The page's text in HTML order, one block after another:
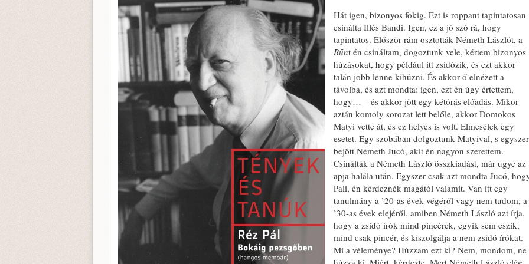
Hát igen, bizonyos fokig. Ezt is roppant tapintatosan
csinálta Illés Bandi. Igen, ez a jó szó rá, hogy
tapintatos. Először rám osztották Németh Lászlót, a
Bűnt én csináltam, dogoztunk vele, kértem bizonyos
húzásokat, hogy például itt zsidózik, és ezt akkor
talán jobb lenne kihúzni. És akkor ő elnézett a
távolba, és azt mondta: igen, ezt én úgy értettem,
hogy… – és akkor jött egy kétórás előadás. Mikor
aztán komoly sorozat lett belőle, akkor Domokos
Matyi vette át, és ez helyes is volt. Elmesélek egy
esetet. Egy szobában dolgoztunk Matyival, s egyszer
bejött Németh Jucó, akit én nagyon szerettem.
Csinálták a Németh László összkiadást, már ugye az
apja halála után. Egyszer csak azt mondta Jucó,
Pali, én kérdeznék magától valamit. Van itt egy
tanulmány a ’20-as évek végéről vagy nem tudom, a
’30-as évek elejéről, amiben Németh László azt írja,
hogy a zsidó írók mind pincérek, egyik sem eszik,
mind csak pincér, és kiszolgálja a nem zsidó írókat.
Mi a véleménye? Húzzam ezt ki? Nem, mondom, ne